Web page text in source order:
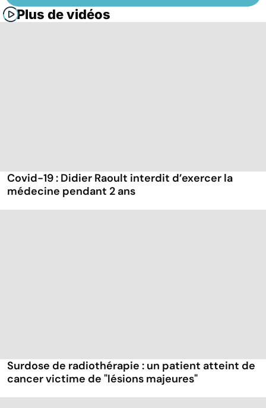
Plus de vidéos
Covid-19 : Didier Raoult interdit d’exercer la
médecine pendant 2 ans
Surdose de radiothérapie : un patient atteint de
cancer victime de "lésions majeures"